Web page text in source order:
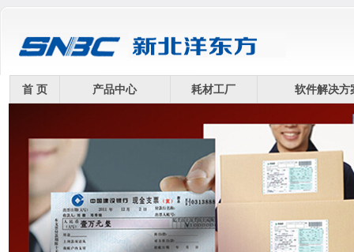
首 页 产品中心 耗材工厂 软件解决